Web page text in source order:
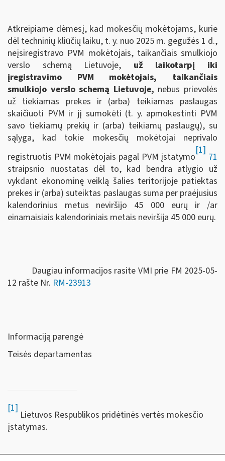
Atkreipiame dėmesį, kad mokesčių mokėtojams, kurie
dėl techninių kliūčių laiku, t. y. nuo 2025 m. gegužės 1 d.,
neįsiregistravo PVM mokėtojais, taikančiais smulkiojo
verslo schemą Lietuvoje, už laikotarpį iki
įregistravimo PVM mokėtojais, taikančiais
smulkiojo verslo schemą Lietuvoje, nebus prievolės
už tiekiamas prekes ir (arba) teikiamas paslaugas
skaičiuoti PVM ir jį sumokėti (t. y. apmokestinti PVM
savo tiekiamų prekių ir (arba) teikiamų paslaugų), su
sąlyga, kad tokie mokesčių mokėtojai neprivalo
registruotis PVM mokėtojais pagal PVM įstatymo
[1]
71
straipsnio nuostatas dėl to, kad bendra atlygio už
vykdant ekonominę veiklą šalies teritorijoje patiektas
prekes ir (arba) suteiktas paslaugas suma per praėjusius
kalendorinius metus neviršijo 45 000 eurų ir /ar
einamaisiais kalendoriniais metais neviršija 45 000 eurų.
Daugiau informacijos rasite VMI prie FM 2025-05-
12 rašte Nr. RM-23913
Informaciją parengė
Teisės departamentas
[1]
Lietuvos Respublikos pridėtinės vertės mokesčio
įstatymas.